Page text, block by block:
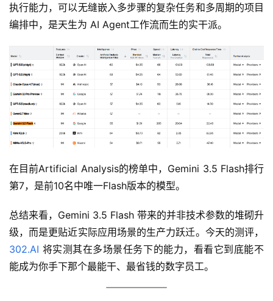
执行能力，可以无缝嵌入多步骤的复杂任务和多周期的项目
编排中，是天生为 AI Agent工作流而生的实干派。
在目前Artificial Analysis的榜单中，Gemini 3.5 Flash排行
第7，是前10名中唯一Flash版本的模型。
总结来看，Gemini 3.5 Flash 带来的并非技术参数的堆砌升
级，而是更贴近实际应用场景的生产力跃迁。今天的测评，
302.AI 将实测其在多场景任务下的能力，看看它到底能不
能成为你手下那个最能干、最省钱的数字员工。